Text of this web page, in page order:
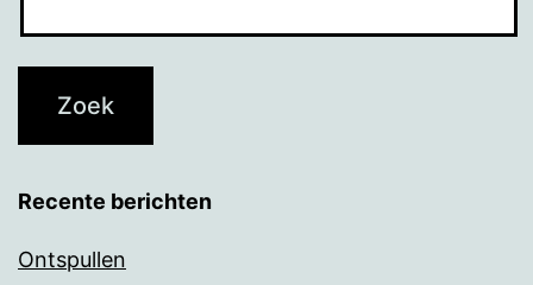
Recente berichten
Ontspullen